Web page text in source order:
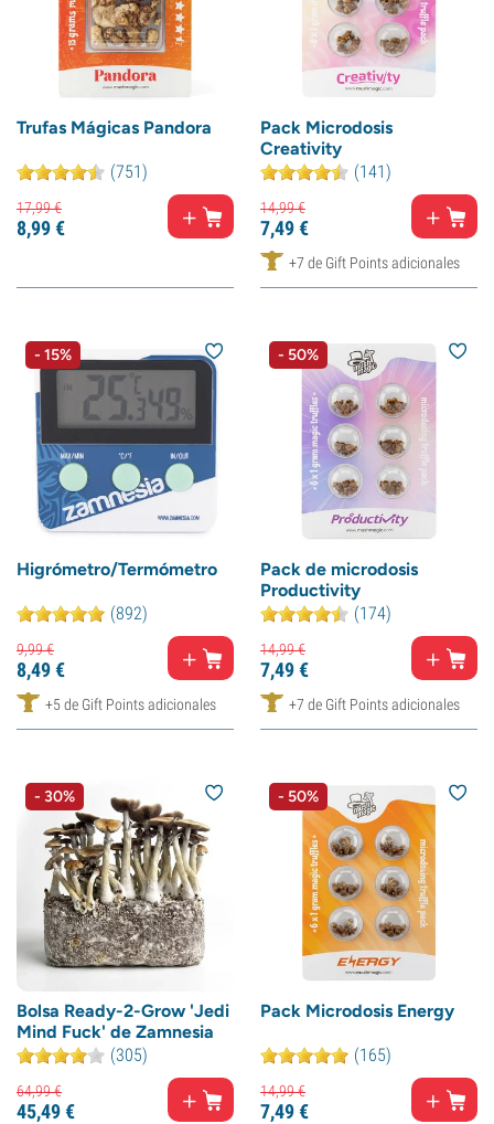
Trufas Mágicas Pandora
(751)
17,99€
8,99€
Pack Microdosis
Creativity
(141)
14,99€
7,49€
+7 de Gift Points adicionales
- 15%
Higrómetro/Termómetro
(892)
9,99€
8,49€
+5 de Gift Points adicionales
- 50%
Pack de microdosis
Productivity
(174)
14,99€
7,49€
+7 de Gift Points adicionales
- 30%
Bolsa Ready-2-Grow 'Jedi
Mind Fuck' de Zamnesia
(305)
64,99€
45,49€
- 50%
Pack Microdosis Energy
(165)
14,99€
7,49€